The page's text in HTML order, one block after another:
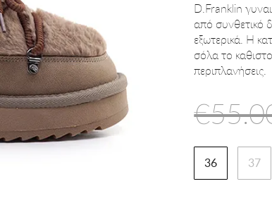
D.Franklin
από συνθετικό
εξωτερικά. Η
σόλα το
περιπλανήσεις.
36 37